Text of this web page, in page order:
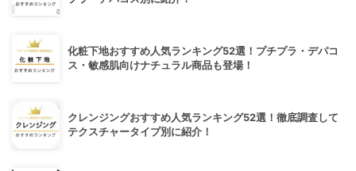
化粧下地おすすめ人気ランキング52選！プチプラ・デパコ
ス・敏感肌向けナチュラル商品も登場！
クレンジングおすすめ人気ランキング52選！徹底調査して
テクスチャータイプ別に紹介！